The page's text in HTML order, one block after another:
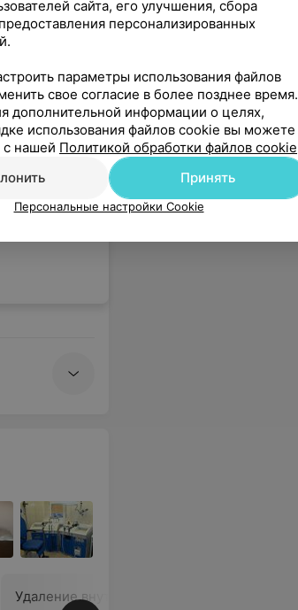
врачи с
Борисевич.
Удаление внутриматочных
сайта, его улучшения, сбора
персонализированных
параметры использования файлов
свое согласие в более позднее время.
дополнительной информации о целях,
использования файлов cookie вы можете
с нашей Политикой обработки файлов cookie
Принять
Персональные настройки Cookie